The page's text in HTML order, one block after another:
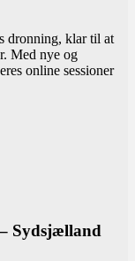
dronning, klar til at
Med nye og
online sessioner
Sydsjælland